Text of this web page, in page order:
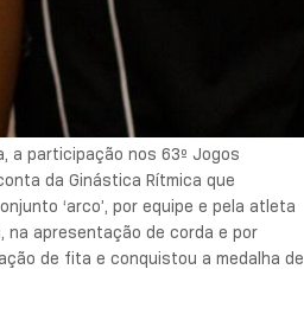
a participação nos 63º Jogos
da Ginástica Rítmica que
‘arco’, por equipe e pela atleta
na apresentação de corda e por
de fita e conquistou a medalha de